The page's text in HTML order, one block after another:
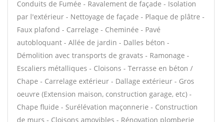
Conduits de Fumée - Ravalement de façade - Isolation
par l'extérieur - Nettoyage de façade - Plaque de plâtre -
Faux plafond - Carrelage - Cheminée - Pavé
autobloquant - Allée de jardin - Dalles béton -
Démolition avec transports de gravats - Ramonage -
Escaliers métalliques - Cloisons - Terrasse en béton /
Chape - Carrelage extérieur - Dallage extérieur - Gros
oeuvre (Extension maison, construction garage, etc) -
Chape fluide - Surélévation maçonnerie - Construction
de murs - Cloisons amovibles - Rénovation plomberie